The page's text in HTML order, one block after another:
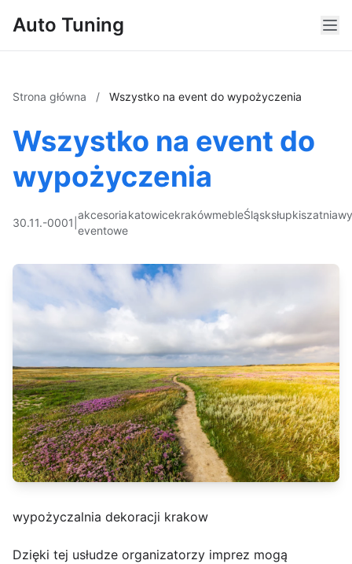
Auto Tuning
Strona główna / Wszystko na event do wypożyczenia
Wszystko na event do
wypożyczenia
30.11.-0001
akcesoria
eventowe
katowicekrakówmebleŚląsksłupkiszatnia
wypożyczalnia dekoracji krakow
Dzięki tej usłudze organizatorzy imprez mogą